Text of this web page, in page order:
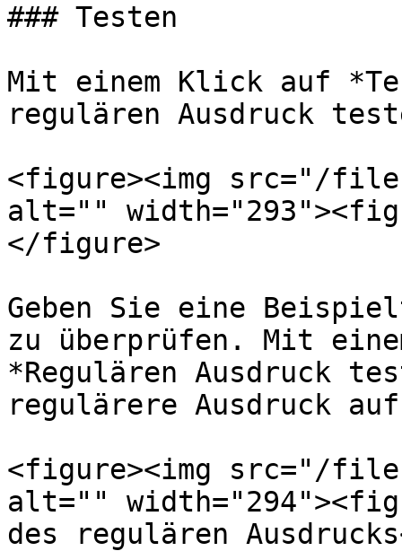
### Testen
Mit einem Klick auf
regulären Ausdruck
<figure><img src="/files/
alt=""
</figure>
Geben Sie eine
zu überprüfen. Mit
*Regulären Ausdruck
regulärere Ausdruck
<figure><img src="/files/
alt=""
des regulären